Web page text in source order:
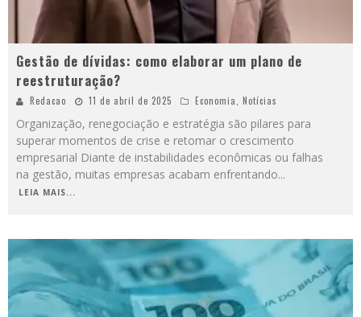
Gestão de dívidas: como elaborar um plano de
reestruturação?
Redacao 11 de abril de 2025 Economia Notícias
Organização, renegociação e estratégia são pilares para
superar momentos de crise e retomar o crescimento
empresarial Diante de instabilidades econômicas ou falhas
na gestão, muitas empresas acabam enfrentando...
LEIA MAIS...